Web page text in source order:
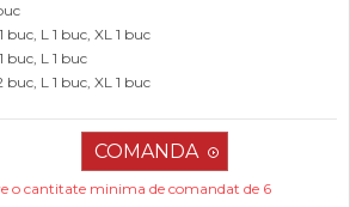
buc, L 1 buc, XL 1 buc
buc, L 1 buc
buc, L 1 buc, XL 1 buc
o cantitate minima de comandat de 6